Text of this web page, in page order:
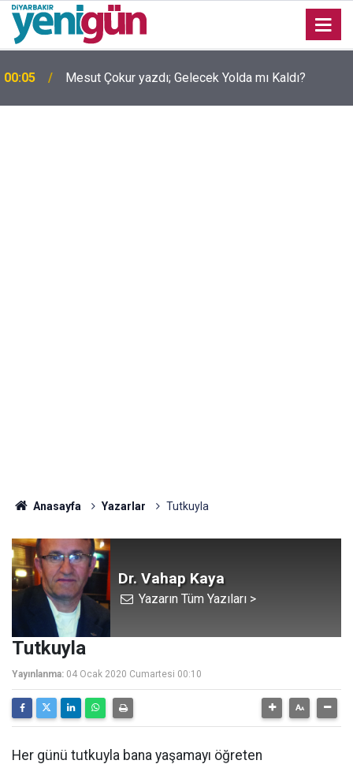
00:05 Mesut Çokur yazdı; Gelecek Yolda mı Kaldı?
Anasayfa Yazarlar Tutkuyla
Dr. Vahap Kaya
Yazarın Tüm Yazıları >
Tutkuyla
Yayınlanma: 04 Ocak 2020 Cumartesi 00:10
Her günü tutkuyla bana yaşamayı öğreten